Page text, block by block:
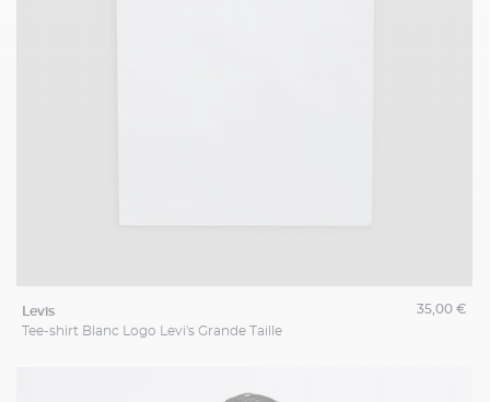
levis
Tee-shirt Blanc Logo Levi's Grande Taille
35,00 €